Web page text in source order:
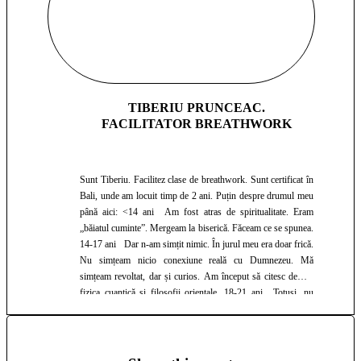
propus ca ceea ce fac de acum înainte să servească următoarea
idee: „Oameni fericiți. Lucrând împreună. Construind
posibilul să re-creez acel spațiu sacru pe care l-am simțit în
în comunitate. Un spațiu unde te poți elibera de orice povară
și de cine crezi că ești. Ca să experimentezi cum e cu adevărat
TIBERIU PRUNCEAC.
FACILITATOR BREATHWORK
Sunt Tiberiu. Facilitez clase de breathwork. Sunt certificat în
Bali, unde am locuit timp de 2 ani. Puțin despre drumul meu
până aici: <14 ani Am fost atras de spiritualitate. Eram
„băiatul cuminte”. Mergeam la biserică. Făceam ce se spunea.
14-17 ani Dar n-am simțit nimic. În jurul meu era doar frică.
Nu simțeam nicio conexiune reală cu Dumnezeu. Mă
simțeam revoltat, dar și curios. Am început să citesc despre
fizica cuantică și filosofii orientale. 18-21 ani Totuși, nu